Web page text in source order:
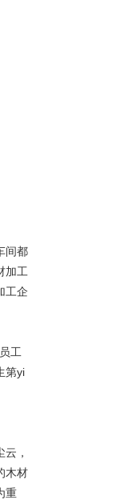
间都
加工
工企
工
第yi
，
木材
重